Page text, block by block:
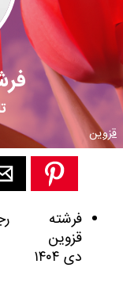
قزوین
دی ۱۴۰۴